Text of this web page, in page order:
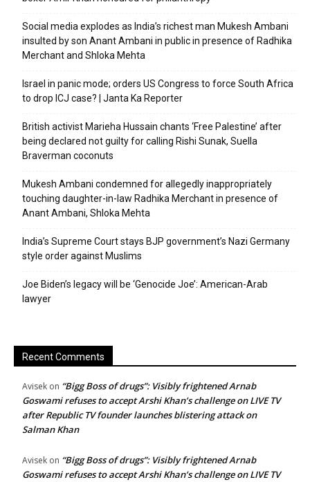
Social media explodes as India’s richest man Mukesh Ambani
insulted by son Anant Ambani in public in presence of Radhika
Merchant and Shloka Mehta
Israel in panic mode; orders US Congress to force South Africa
to drop ICJ case? | Janta Ka Reporter
British activist Marieha Hussain chants ‘Free Palestine’ after
being declared not guilty for calling Rishi Sunak, Suella
Braverman coconuts
Mukesh Ambani condemned for allegedly inappropriately
touching daughter-in-law Radhika Merchant in presence of
Anant Ambani, Shloka Mehta
India’s Supreme Court stays BJP government’s Nazi Germany
style order against Muslims
Joe Biden’s legacy will be ‘Genocide Joe’: American-Arab
lawyer
Recent Comments
Avisek on “Bigg Boss of drugs”: Visibly frightened Arnab
Goswami refuses to accept Arshi Khan’s challenge on LIVE TV
after Republic TV founder launches blistering attack on
Salman Khan
Avisek on “Bigg Boss of drugs”: Visibly frightened Arnab
Goswami refuses to accept Arshi Khan’s challenge on LIVE TV